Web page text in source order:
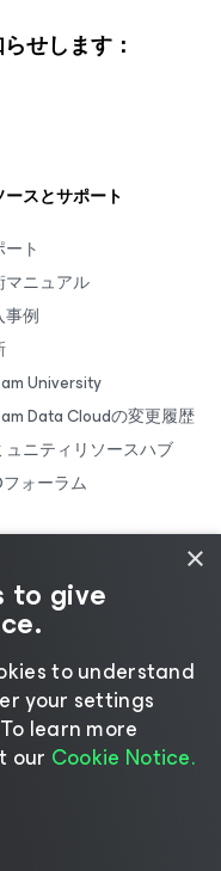
せします：
ースとサポート
ト
マニュアル
事例
University
Data Cloudの変更履歴
ュニティリソースハブ
フォーラム
けのインサイトとリサ
向けイベント
ースライブラリ
イトペーパー
×
to give
to understand
your settings
learn more
our Cookie Notice.